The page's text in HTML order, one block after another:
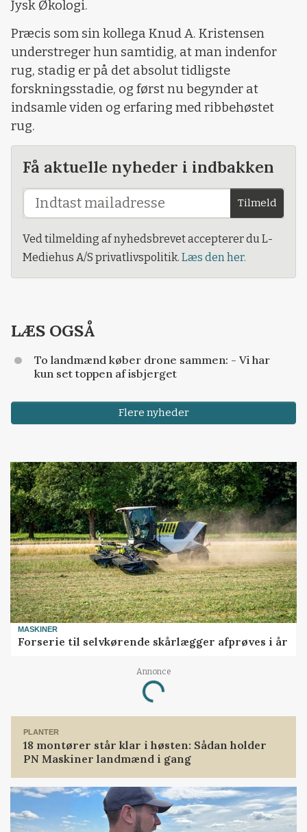
Jysk Økologi.
Præcis som sin kollega Knud A. Kristensen
understreger hun samtidig, at man indenfor
rug, stadig er på det absolut tidligste
forskningsstadie, og først nu begynder at
indsamle viden og erfaring med ribbehøstet
rug.
Få aktuelle nyheder i indbakken
Tilmeld
Ved tilmelding af nyhedsbrevet accepterer du L-
Mediehus A/S privatlivspolitik. Læs den her.
LÆS OGSÅ
To landmænd køber drone sammen: - Vi har
kun set toppen af isbjerget
Flere nyheder
MASKINER
Forserie til selvkørende skårlægger afprøves i år
Annonce
Loading...
PLANTER
18 montører står klar i høsten: Sådan holder
PN Maskiner landmænd i gang